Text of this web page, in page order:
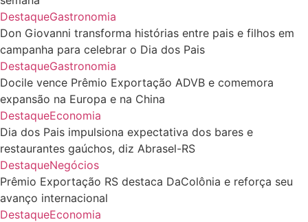
DestaqueGastronomia
Don Giovanni transforma histórias entre pais e filhos em
campanha para celebrar o Dia dos Pais
DestaqueGastronomia
Docile vence Prêmio Exportação ADVB e comemora
expansão na Europa e na China
DestaqueEconomia
Dia dos Pais impulsiona expectativa dos bares e
restaurantes gaúchos, diz Abrasel-RS
DestaqueNegócios
Prêmio Exportação RS destaca DaColônia e reforça seu
avanço internacional
DestaqueEconomia